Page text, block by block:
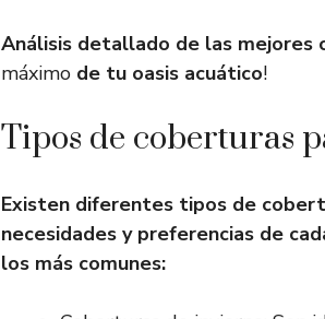
Análisis detallado de las mejores
máximo de tu oasis acuático!
Tipos de coberturas
Existen diferentes tipos de
necesidades y preferencias de
los más comunes: